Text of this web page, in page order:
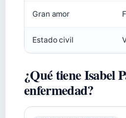
Gran amor
Estado civil
¿Qué tiene Isabel
enfermedad?